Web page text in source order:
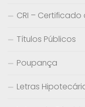
CRI –
Títulos Públicos
Poupança
Letras